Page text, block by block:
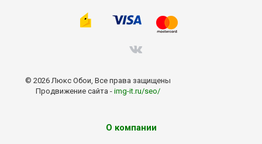
© 2026 Люкс Обои, Все права защищены
Продвижение сайта - img-it.ru/seo/
О компании